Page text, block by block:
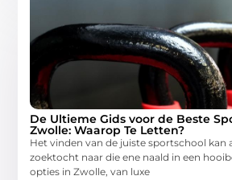
De Ultieme Gids voor de Beste
Zwolle: Waarop Te Letten?
Het vinden van de juiste sportschool kan
zoektocht naar die ene naald in een
opties in Zwolle, van luxe